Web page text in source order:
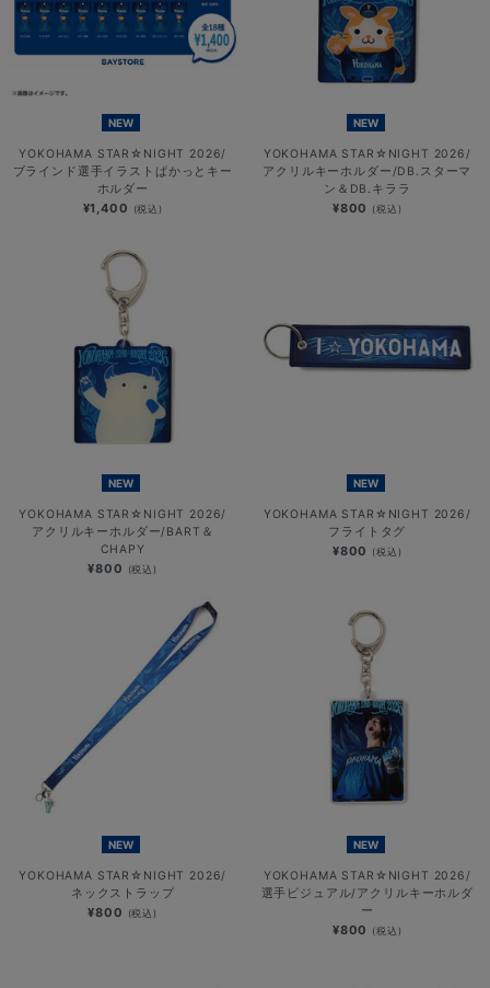
NEW
YOKOHAMA STAR☆NIGHT 2026/
ブラインド選手イラストぱかっとキー
ホルダー
¥1,400 (税込)
NEW
YOKOHAMA STAR☆NIGHT 2026/
アクリルキーホルダー/DB.スターマ
ン＆DB.キララ
¥800 (税込)
NEW
YOKOHAMA STAR☆NIGHT 2026/
アクリルキーホルダー/BART＆
CHAPY
¥800 (税込)
NEW
YOKOHAMA STAR☆NIGHT 2026/
フライトタグ
¥800 (税込)
NEW
YOKOHAMA STAR☆NIGHT 2026/
ネックストラップ
¥800 (税込)
NEW
YOKOHAMA STAR☆NIGHT 2026/
選手ビジュアル/アクリルキーホルダ
ー
¥800 (税込)